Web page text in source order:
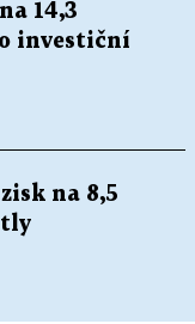
14,3
investiční
na 8,5